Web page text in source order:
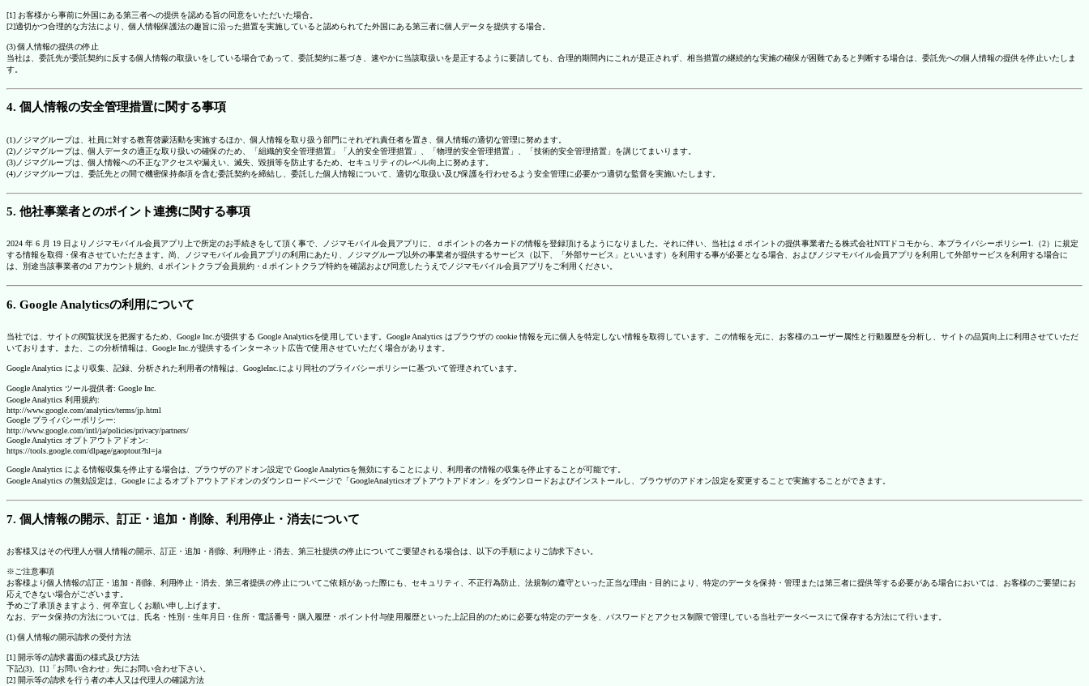
[1] お客様から事前に外国にある第三者への提供を認める旨の同意をいただいた場合。
[2]適切かつ合理的な方法により、個人情報保護法の趣旨に沿った措置を実施していると認められてた外国にある第三者に個人データを提供する場合。
(3) 個人情報の提供の停止
当社は、委託先が委託契約に反する個人情報の取扱いをしている場合であって、委託契約に基づき、速やかに当該取扱いを是正するように要請しても、合理的期間内にこれが是正されず、相当措置の継続的な実施の確保が困難であると判断する場合は、委託先への個人情報の提供を停止いたしま
す。
4. 個人情報の安全管理措置に関する事項
(1)ノジマグループは、社員に対する教育啓蒙活動を実施するほか、個人情報を取り扱う部門にそれぞれ責任者を置き、個人情報の適切な管理に努めます。
(2)ノジマグループは、個人データの適正な取り扱いの確保のため、「組織的安全管理措置」「人的安全管理措置」、「物理的安全管理措置」、「技術的安全管理措置」を講じてまいります。
(3)ノジマグループは、個人情報への不正なアクセスや漏えい、滅失、毀損等を防止するため、セキュリティのレベル向上に努めます。
(4)ノジマグループは、委託先との間で機密保持条項を含む委託契約を締結し、委託した個人情報について、適切な取扱い及び保護を行わせるよう安全管理に必要かつ適切な監督を実施いたします。
5. 他社事業者とのポイント連携に関する事項
2024 年 6 月 19 日よりノジマモバイル会員アプリ上で所定のお手続きをして頂く事で、ノジマモバイル会員アプリに、ｄポイントの各カードの情報を登録頂けるようになりました。それに伴い、当社は d ポイントの提供事業者たる株式会社NTTドコモから、本プライバシーポリシー1.（2）に規定
する情報を取得・保有させていただきます。尚、ノジマモバイル会員アプリの利用にあたり、ノジマグループ以外の事業者が提供するサービス（以下、「外部サービス」といいます）を利用する事が必要となる場合、およびノジマモバイル会員アプリを利用して外部サービスを利用する場合に
は、別途当該事業者のd アカウント規約、d ポイントクラブ会員規約・d ポイントクラブ特約を確認および同意したうえでノジマモバイル会員アプリをご利用ください。
6. Google Analyticsの利用について
当社では、サイトの閲覧状況を把握するため、Google Inc.が提供する Google Analyticsを使用しています。Google Analytics はブラウザの cookie 情報を元に個人を特定しない情報を取得しています。この情報を元に、お客様のユーザー属性と行動履歴を分析し、サイトの品質向上に利用させていただ
いております。また、この分析情報は、Google Inc.が提供するインターネット広告で使用させていただく場合があります。
Google Analytics により収集、記録、分析された利用者の情報は、GoogleInc.により同社のプライバシーポリシーに基づいて管理されています。
Google Analytics ツール提供者: Google Inc.
Google Analytics 利用規約:
http://www.google.com/analytics/terms/jp.html
Google プライバシーポリシー:
http://www.google.com/intl/ja/policies/privacy/partners/
Google Analytics オプトアウトアドオン:
https://tools.google.com/dlpage/gaoptout?hl=ja
Google Analytics による情報収集を停止する場合は、ブラウザのアドオン設定で Google Analyticsを無効にすることにより、利用者の情報の収集を停止することが可能です。
Google Analytics の無効設定は、Google によるオプトアウトアドオンのダウンロードページで「GoogleAnalyticsオプトアウトアドオン」をダウンロードおよびインストールし、ブラウザのアドオン設定を変更することで実施することができます。
7. 個人情報の開示、訂正・追加・削除、利用停止・消去について
お客様又はその代理人が個人情報の開示、訂正・追加・削除、利用停止・消去、第三社提供の停止についてご要望される場合は、以下の手順によりご請求下さい。
※ご注意事項
お客様より個人情報の訂正・追加・削除、利用停止・消去、第三者提供の停止についてご依頼があった際にも、セキュリティ、不正行為防止、法規制の遵守といった正当な理由・目的により、特定のデータを保持・管理または第三者に提供等する必要がある場合においては、お客様のご要望にお
応えできない場合がございます。
予めご了承頂きますよう、何卒宜しくお願い申し上げます。
なお、データ保持の方法については、氏名・性別・生年月日・住所・電話番号・購入履歴・ポイント付与使用履歴といった上記目的のために必要な特定のデータを、パスワードとアクセス制限で管理している当社データベースにて保存する方法にて行います。
(1) 個人情報の開示請求の受付方法
[1] 開示等の請求書面の様式及び方法
下記(3)、[1]「お問い合わせ」先にお問い合わせ下さい。
[2] 開示等の請求を行う者の本人又は代理人の確認方法